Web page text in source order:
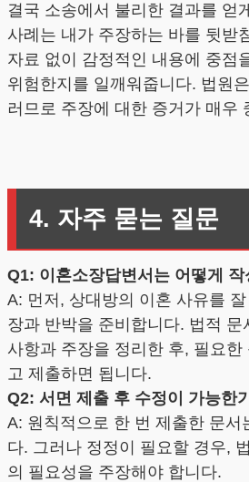
결국 소송에서 불리한 결과를 얻
사례는 내가 주장하는 바를 뒷받
자료 없이 감정적인 내용에 중점
위험한지를 일깨워줍니다. 법원
러므로 주장에 대한 증거가 매우
4. 자주 묻는 질문
Q1: 이혼소장답변서는 어떻게 작
A: 먼저, 상대방의 이혼 사유를
장과 반박을 준비합니다. 법적 문
사항과 주장을 정리한 후, 필요
고 제출하면 됩니다.
Q2: 서면 제출 후 수정이 가능한
A: 원칙적으로 한 번 제출한 문서
다. 그러나 정정이 필요할 경우,
의 필요성을 주장해야 합니다.